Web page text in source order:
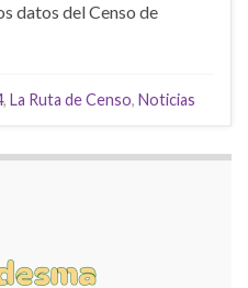
datos del Censo de
, La Ruta de Censo, Noticias